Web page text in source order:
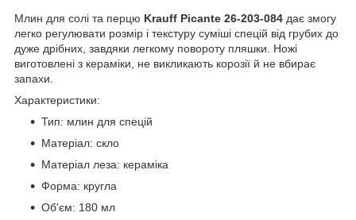
Млин для солі та перцю Krauff Picante 26-203-084 дає змогу
легко регулювати розмір і текстуру суміші спецій від грубих до
дуже дрібних, завдяки легкому повороту пляшки. Ножі
виготовлені з кераміки, не викликають корозії й не вбирає
запахи.
Характеристики:
Тип: млин для спецій
Матеріал: скло
Матеріал леза: кераміка
Форма: кругла
Об'єм: 180 мл